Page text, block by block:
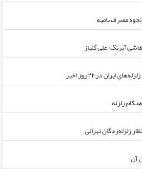
مصرف بامیه
آبرنگ؛ علی گلباز
ایران در ۲۲ روز اخیر
زلزله
زلزله‌زدگان تهرانی